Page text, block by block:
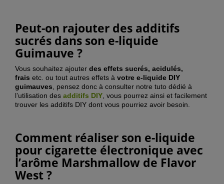
Peut-on rajouter des additifs
sucrés dans son e-liquide
Guimauve ?
Vous souhaitez ajouter des effets sucrés, acidulés,
frais etc. ou tout autres effets à votre e-liquide DIY
guimauves, pensez donc à consulter notre tuto dédié à
l’utilisation des additifs DIY, vous pourrez ainsi et facilement
trouver les additifs DIY dont vous pourriez avoir besoin.
Comment réaliser son e-liquide
pour cigarette électronique avec
l’arômeMarshmallow de Flavor
West ?